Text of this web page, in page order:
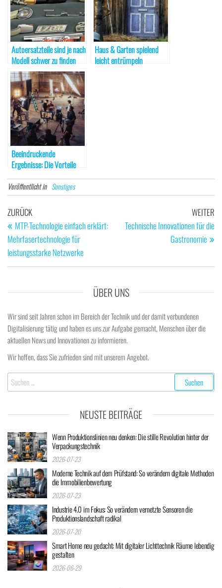
Autoersatzteile sind je nach
Modell schwer zu finden
Haus & Garten spielend
leicht entrümpeln
Beeindruckende
Ergebnisse: Die Vorteile
einer professionellen
Videoproduktion
Veröffentlicht in Sonstiges
Beitragsnavigation
Vorheriger
Beitrag
ZURÜCK
MTP-Technologie einfach erklärt:
Mehrfasertechnologie für
leistungsstarke Netzwerke
WEITER
Technische Innovationen für die
Gastronomie
ÜBER UNS
Wir sind seit Jahren schon im Bereich der Technik und der damit verbundenen
Digitalisierung tätig und haben es uns zur Aufgabe gemacht, Menschen über die
aktuellen News und Innovationen zu informieren.
Wir hoffen, dass Sie zufrieden sind mit unserem Angebot.
Suchen
nach:
NEUSTE BEITRÄGE
Wenn Produktionslinien neu denken: Die stille Revolution hinter der
Verpackungstechnik
2026-07-23
Moderne Technik auf dem Prüfstand: So verändern digitale Methoden
die Immobilienbewertung
2026-07-23
Industrie 4.0 im Fokus: So verändern vernetzte Sensoren die
Produktionslandschaft radikal
2026-07-20
Smart Home neu gedacht: Mit digitaler Lichttechnik Räume lebendig
gestalten
2026-06-29